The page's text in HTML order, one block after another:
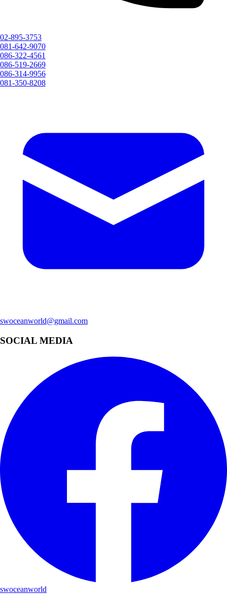
02-895-3753
081-642-9070
086-322-4561
086-519-2669
086-314-9956
081-350-8208
swoceanworld@gmail.com
SOCIAL MEDIA
swoceanworld